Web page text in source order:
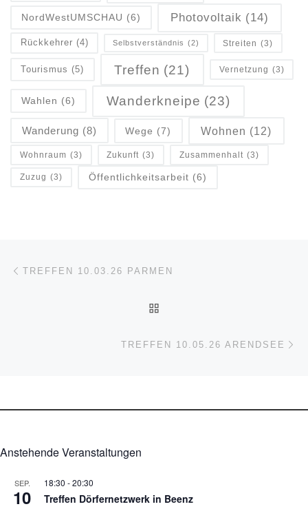
NordWestUMSCHAU (6) Photovoltaik (14)
Rückkehrer (4) Selbstverständnis (2) Streiten (3)
Tourismus (5) Treffen (21) Vernetzung (3)
Wahlen (6) Wanderkneipe (23)
Wanderung (8) Wege (7) Wohnen (12)
Wohnraum (3) Zukunft (3) Zusammenhalt (3)
Zuzug (3) Öffentlichkeitsarbeit (6)
Beitragsnavigation
TREFFEN 10.03.26 PARMEN
TREFFEN 10.05.26 ARENDSEE
Anstehende Veranstaltungen
SEP.
10
18:30 -20:30
Treffen Dörfernetzwerk in Beenz